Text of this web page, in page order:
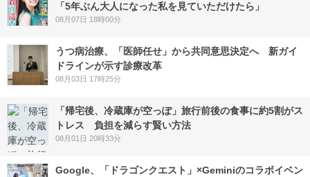
「5年ぶん大人になった私を見ていただけたら」
08月07日 18時00分
うつ病治療、「医師任せ」から共同意思決定へ 新ガイ
ドラインが示す診療改革
08月03日 17時25分
「帰宅後、冷蔵庫が空っぽ」旅行前後の食事に約5割がス
トレス 負担を減らす賢い方法
08月01日 20時33分
Google、「ドラゴンクエスト」×Geminiのコラボイベン